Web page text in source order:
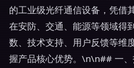
的工业级光纤通信设备，凭借
在安防、交通、能源等领域得
数、技术支持、用户反馈等维
握产品核心优势。\n\n## 一